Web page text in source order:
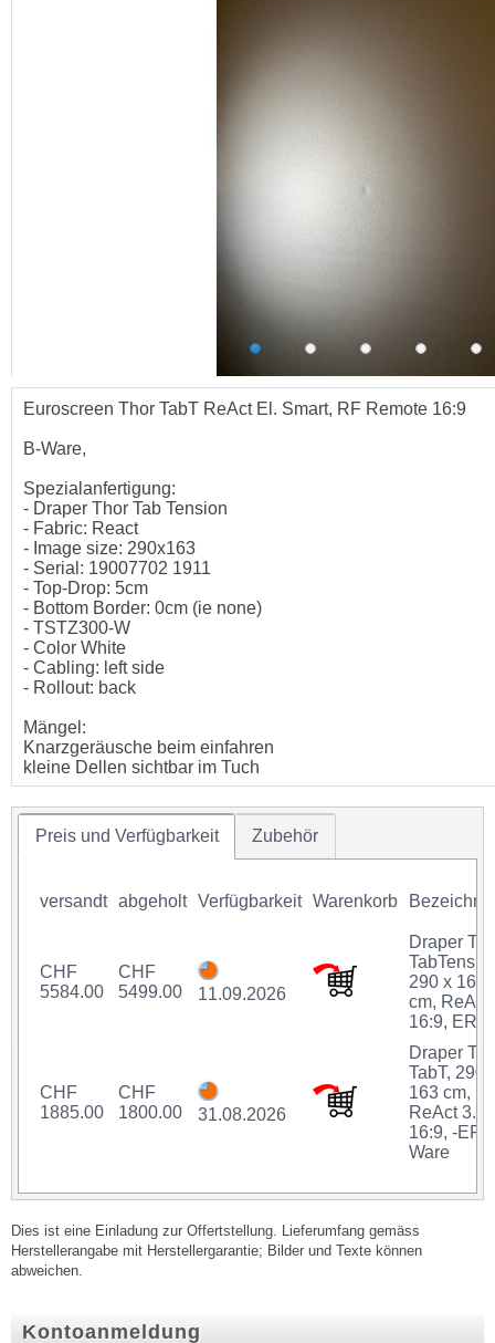
Kontoanmeldung
Euroscreen Thor TabT ReAct El. Smart, RF Remote 16:9
B-Ware,
Spezialanfertigung:
- Draper Thor Tab Tension
- Fabric: React
- Image size: 290x163
- Serial: 19007702 1911
- Top-Drop: 5cm
- Bottom Border: 0cm (ie none)
- TSTZ300-W
- Color White
- Cabling: left side
- Rollout: back
Mängel:
Knarzgeräusche beim einfahren
kleine Dellen sichtbar im Tuch
Leinwandgrösse in cm: 300 x 198 cm
Bildgrösse in cm: 290 x 163 cm
Bruttogewicht: 59 kg
Steuerungstyp: ER
Format: 16:9
Preis und Verfügbarkeit Zubehör
versandt abgeholt Verfügbarkeit Warenkorb
CHF
5584.00
CHF
5499.00
11.09.2026
Draper
290 x 163
cm, ReAct,
16:9, ER
CHF
1885.00
CHF
1800.00
31.08.2026
Draper
TabT, 290
163 cm,
ReAct 3.0,
16:9, -ER,
Ware
Dies ist eine Einladung zur Offertstellung. Lieferumfang gemäss
Herstellerangabe mit Herstellergarantie; Bilder und Texte können
abweichen.